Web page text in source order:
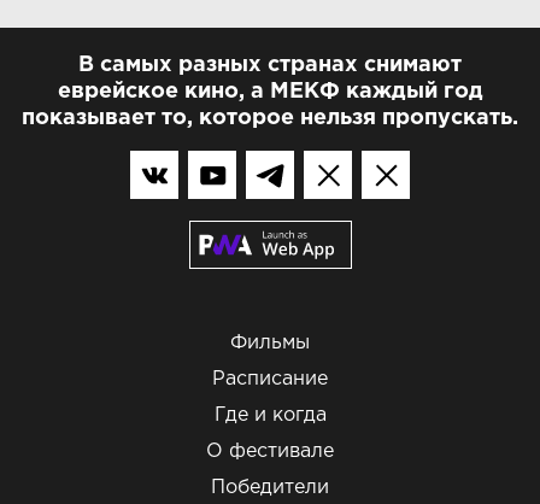
В самых разных странах снимают
еврейское кино, а МЕКФ каждый год
показывает то, которое нельзя пропускать.
Фильмы
Расписание
Где и когда
О фестивале
Победители